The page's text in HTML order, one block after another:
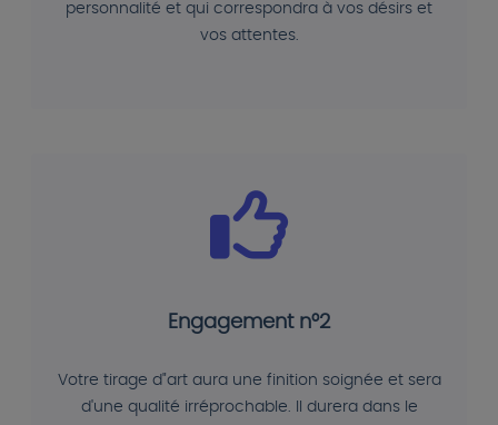
personnalité et qui correspondra à vos désirs et
vos attentes.
Engagement n°2
Votre tirage d"art aura une finition soignée et sera
d'une qualité irréprochable. Il durera dans le